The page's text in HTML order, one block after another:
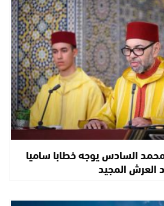
السادس يوجه خطابا ساميا
العرش المجيد